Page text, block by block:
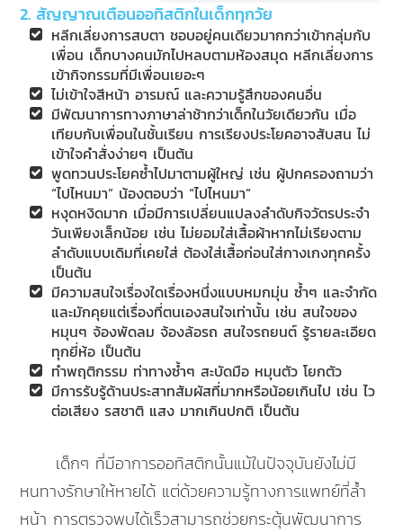
2. สัญญาณเตือนออทิสติกในเด็กทุกวัย
หลีกเลี่ยงการสบตา ชอบอยู่คนเดียวมากกว่าเข้ากลุ่มกับ
เพื่อน เด็กบางคนมักไปหลบตามห้องสมุด หลีกเลี่ยงการ
เข้ากิจกรรมที่มีเพื่อนเยอะๆ
ไม่เข้าใจสีหน้า อารมณ์ และความรู้สึกของคนอื่น
มีพัฒนาการทางภาษาล่าช้ากว่าเด็กในวัยเดียวกัน เมื่อ
เทียบกับเพื่อนในชั้นเรียน การเรียงประโยคอาจสับสน ไม่
เข้าใจคำสั่งง่ายๆ เป็นต้น
พูดทวนประโยคซ้ำไปมาตามผู้ใหญ่ เช่น ผู้ปกครองถามว่า
“ไปไหนมา” น้องตอบว่า “ไปไหนมา”
หงุดหงิดมาก เมื่อมีการเปลี่ยนแปลงลำดับกิจวัตรประจำ
วันเพียงเล็กน้อย เช่น ไม่ยอมใส่เสื้อผ้าหากไม่เรียงตาม
ลำดับแบบเดิมที่เคยใส่ ต้องใส่เสื้อก่อนใส่กางเกงทุกครั้ง
เป็นต้น
มีความสนใจเรื่องใดเรื่องหนึ่งแบบหมกมุ่น ซ้ำๆ และจำกัด
และมักคุยแต่เรื่องที่ตนเองสนใจเท่านั้น เช่น สนใจของ
หมุนๆ จ้องพัดลม จ้องล้อรถ สนใจรถยนต์ รู้รายละเอียด
ทุกยี่ห้อ เป็นต้น
ทำพฤติกรรม ท่าทางซ้ำๆ สะบัดมือ หมุนตัว โยกตัว
มีการรับรู้ด้านประสาทสัมผัสที่มากหรือน้อยเกินไป เช่น ไว
ต่อเสียง รสชาติ แสง มากเกินปกติ เป็นต้น
เด็กๆ ที่มีอาการออทิสติกนั้นแม้ในปัจจุบันยังไม่มี
หนทางรักษาให้หายได้ แต่ด้วยความรู้ทางการแพทย์ที่ล้ำ
หน้า การตรวจพบได้เร็วสามารถช่วยกระตุ้นพัฒนาการ